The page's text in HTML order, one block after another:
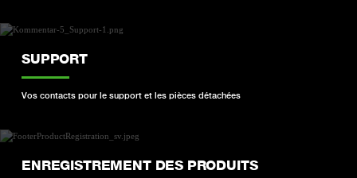
SUPPORT
Vos contacts pour le support et les pièces détachées
ENREGISTREMENT DES PRODUITS